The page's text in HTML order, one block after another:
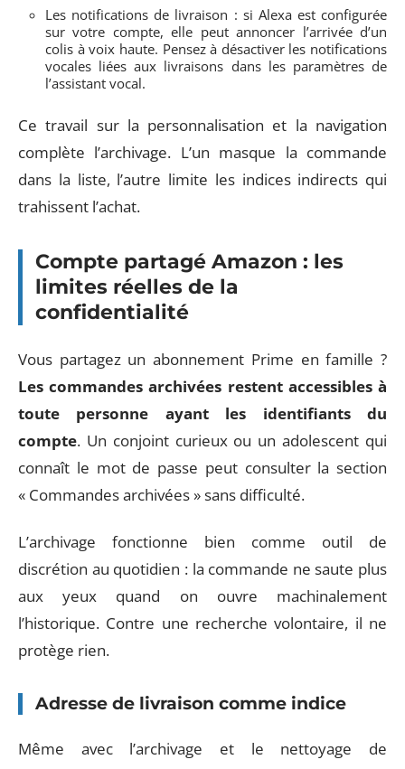
Les notifications de livraison : si Alexa est configurée
sur votre compte, elle peut annoncer l’arrivée d’un
colis à voix haute. Pensez à désactiver les notifications
vocales liées aux livraisons dans les paramètres de
l’assistant vocal.
Ce travail sur la personnalisation et la navigation
complète l’archivage. L’un masque la commande
dans la liste, l’autre limite les indices indirects qui
trahissent l’achat.
Compte partagé Amazon : les
limites réelles de la
confidentialité
Vous partagez un abonnement Prime en famille ?
Les commandes archivées restent accessibles à
toute personne ayant les identifiants du
compte. Un conjoint curieux ou un adolescent qui
connaît le mot de passe peut consulter la section
« Commandes archivées » sans difficulté.
L’archivage fonctionne bien comme outil de
discrétion au quotidien : la commande ne saute plus
aux yeux quand on ouvre machinalement
l’historique. Contre une recherche volontaire, il ne
protège rien.
Adresse de livraison comme indice
Même avec l’archivage et le nettoyage de